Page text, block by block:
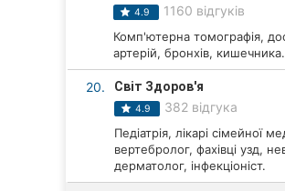
4.9 1160 відгуків
Комп'ютерна томографія,
артерій, бронхів, кишечника.
20. Світ Здоров'я
4.9 382 відгука
Педіатрія, лікарі сімейної
вертебролог, фахівці узд,
дерматолог, інфекціоніст.